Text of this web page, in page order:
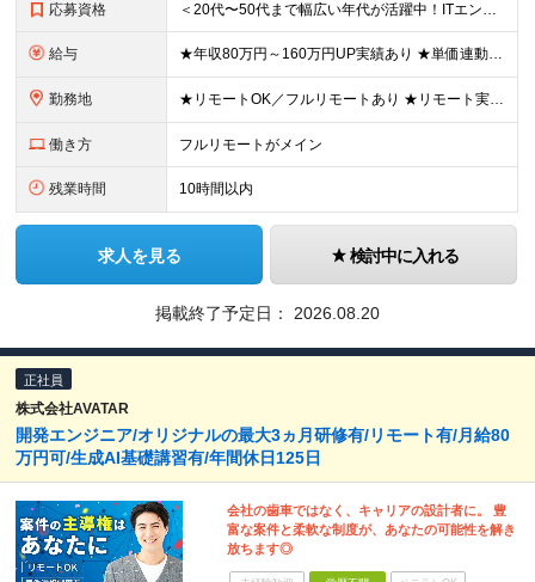
応募資格 ＜20代〜50代まで幅広い年代が活躍中！ITエンジニアとしての実務経験が1年以上ある方を募集！＞ ◆何らかの開発経験1年以上をお持ちの方（言語不問） ◆既卒・ブランクもOK ◆学歴不問 ◆転職回数は一
給与 ★年収80万円～160万円UP実績あり ★単価連動型×高還元率で年収UP ▼月給40万円～125万円＋各種手当 ┗想定年収：400万円～1500万円 ※固定残業代（30時間分／7万6000円～）を含
勤務地 ★リモートOK／フルリモートあり ★リモート実施率90%以上 ★一都三県のプロジェクト先 ★転居を伴う転勤なし ＜理想の働き方を実現できます！＞ ・フルリモート ・リモートと出社のハイブリッド ・フ
働き方 フルリモートがメイン
残業時間 10時間以内
求人を見る 検討中に入れる
掲載終了予定日： 2026.08.20
正社員
株式会社AVATAR
開発エンジニア/オリジナルの最大3ヵ月研修有/リモート有/月給80
万円可/生成AI基礎講習有/年間休日125日
会社の歯車ではなく、キャリアの設計者に。 豊
富な案件と柔軟な制度が、あなたの可能性を解き
放ちます◎